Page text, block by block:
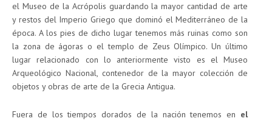
el Museo de la Acrópolis guardando la mayor cantidad de arte
y restos del Imperio Griego que dominó el Mediterráneo de la
época. A los pies de dicho lugar tenemos más ruinas como son
la zona de ágoras o el templo de Zeus Olímpico. Un último
lugar relacionado con lo anteriormente visto es el Museo
Arqueológico Nacional, contenedor de la mayor colección de
objetos y obras de arte de la Grecia Antigua.
Fuera de los tiempos dorados de la nación tenemos en el